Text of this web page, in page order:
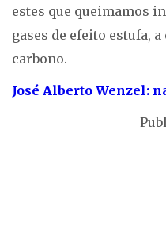
estes que queimamos
gases de efeito estufa,
carbono.
José Alberto Wenzel: